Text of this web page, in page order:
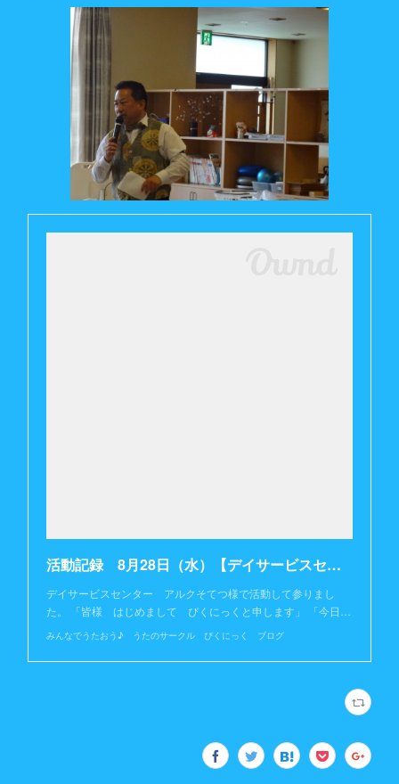
活動記録 8月28日（水）【デイサービスセンター アルクそてつ様】
デイサービスセンター アルクそてつ様で活動して参りまし
た。 「皆様 はじめまして ぴくにっくと申します」 「今日…
みんなでうたおう♪ うたのサークル ぴくにっく ブログ